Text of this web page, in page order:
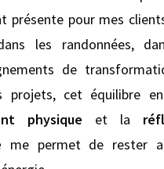
présente pour mes
les randonnées,
de
projets, cet équilibre
physique et la
me permet de rester